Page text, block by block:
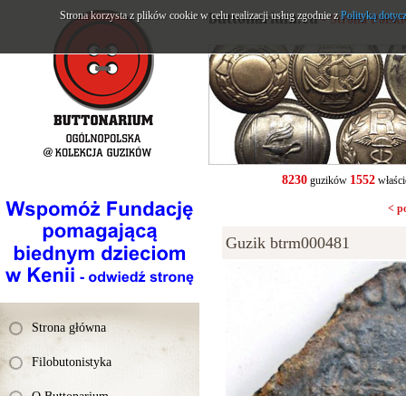
Strona główna
Filobutonistyka
buttonarium.eu- Strona
8230guzików 1552
<
Guzik btrm000481
Strona korzysta z plików cookie w celu realizacji usług zgodnie zPolityką